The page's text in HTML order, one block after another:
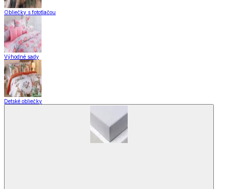
Obliečky s fototlačou
Výhodné sady
Detské obliečky